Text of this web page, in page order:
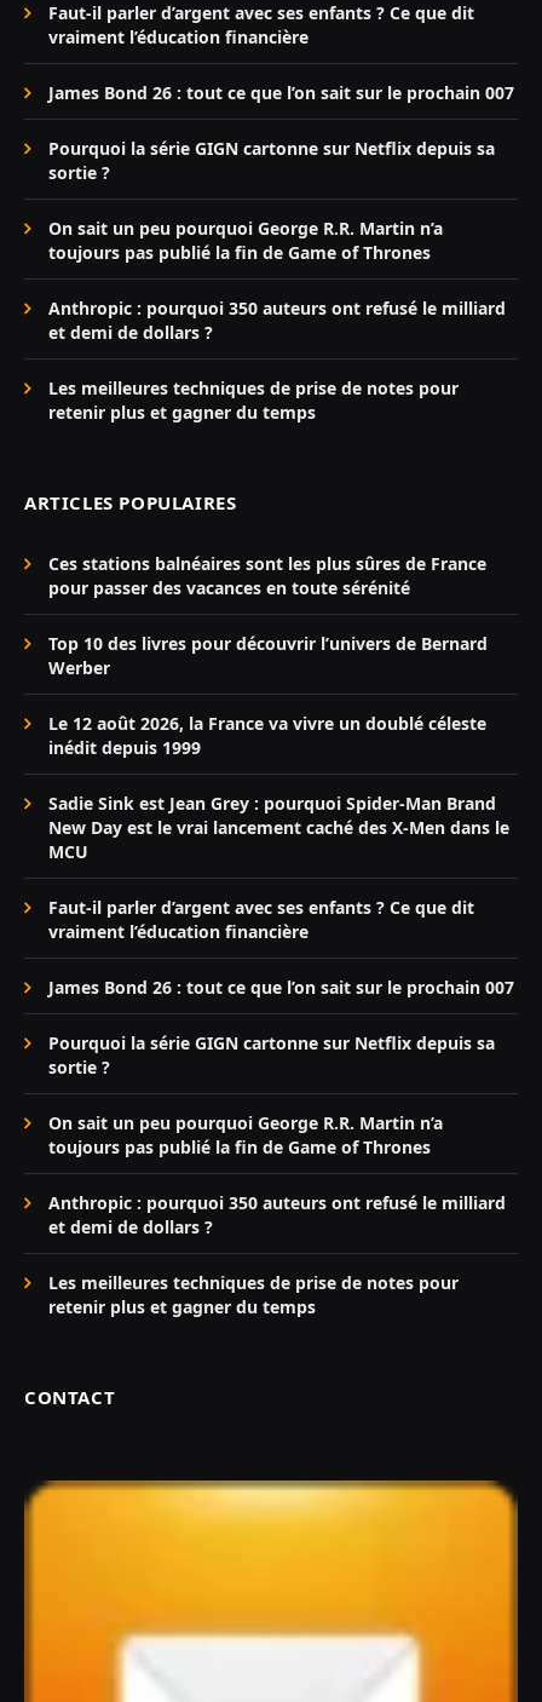
Faut-il parler d’argent avec ses enfants ? Ce que dit
vraiment l’éducation financière
James Bond 26 : tout ce que l’on sait sur le prochain 007
Pourquoi la série GIGN cartonne sur Netflix depuis sa
sortie ?
On sait un peu pourquoi George R.R. Martin n’a
toujours pas publié la fin de Game of Thrones
Anthropic : pourquoi 350 auteurs ont refusé le milliard
et demi de dollars ?
Les meilleures techniques de prise de notes pour
retenir plus et gagner du temps
ARTICLES POPULAIRES
Ces stations balnéaires sont les plus sûres de France
pour passer des vacances en toute sérénité
Top 10 des livres pour découvrir l’univers de Bernard
Werber
Le 12 août 2026, la France va vivre un doublé céleste
inédit depuis 1999
Sadie Sink est Jean Grey : pourquoi Spider-Man Brand
New Day est le vrai lancement caché des X-Men dans le
MCU
Faut-il parler d’argent avec ses enfants ? Ce que dit
vraiment l’éducation financière
James Bond 26 : tout ce que l’on sait sur le prochain 007
Pourquoi la série GIGN cartonne sur Netflix depuis sa
sortie ?
On sait un peu pourquoi George R.R. Martin n’a
toujours pas publié la fin de Game of Thrones
Anthropic : pourquoi 350 auteurs ont refusé le milliard
et demi de dollars ?
Les meilleures techniques de prise de notes pour
retenir plus et gagner du temps
CONTACT